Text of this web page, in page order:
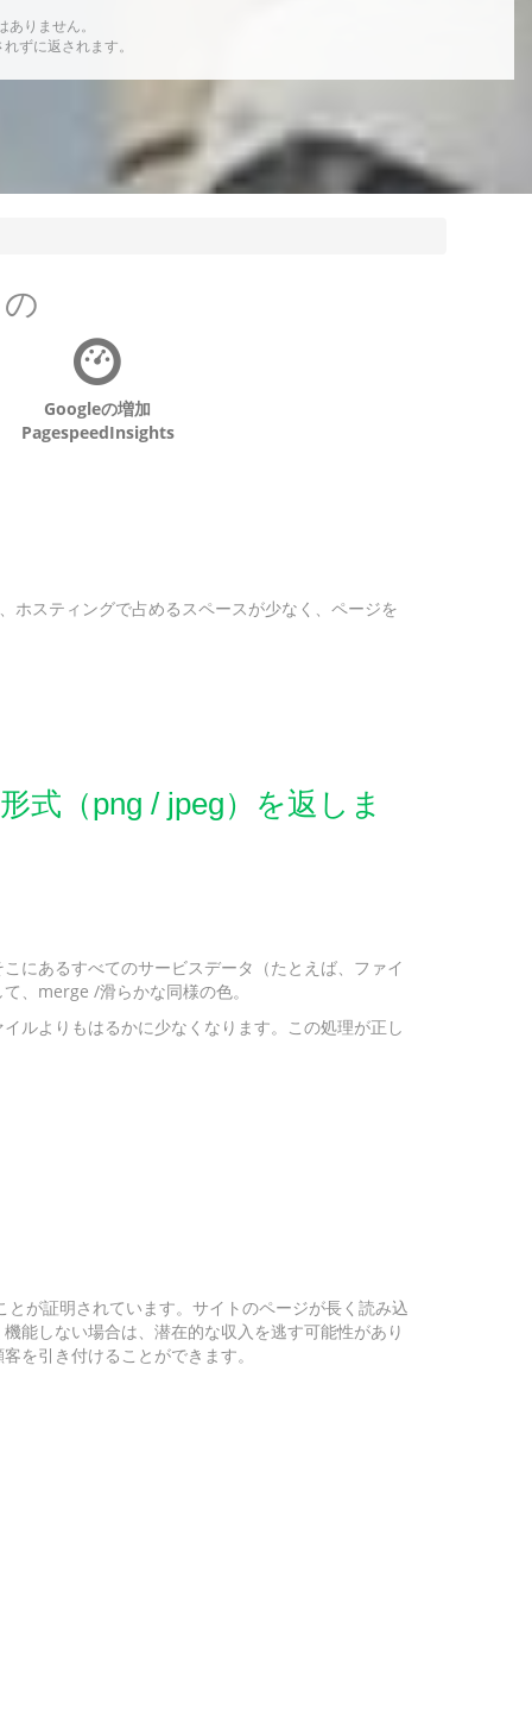
りません。
ずに返されます。
Googleの増加
PagespeedInsights
スティングで占めるスペースが少なく、ページを
式（png / jpeg）を返しま
にあるすべてのサービスデータ（たとえば、ファイ
、merge /滑らかな同様の色。
ルよりもはるかに少なくなります。この処理が正し
が証明されています。サイトのページが長く読み込
能しない場合は、潜在的な収入を逃す可能性があり
を引き付けることができます。